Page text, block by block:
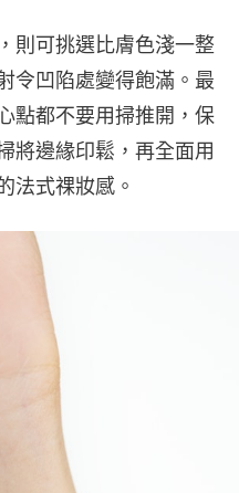
則可挑選比膚色淺一整
令凹陷處變得飽滿。最
點都不要用掃推開，保
將邊緣印鬆，再全面用
法式祼妝感。